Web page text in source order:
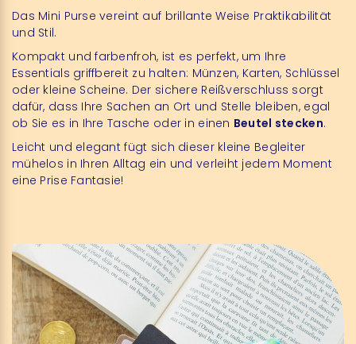
Das Mini Purse vereint auf brillante Weise Praktikabilität
und Stil.
Kompakt und farbenfroh, ist es perfekt, um Ihre
Essentials griffbereit zu halten: Münzen, Karten, Schlüssel
oder kleine Scheine. Der sichere Reißverschluss sorgt
dafür, dass Ihre Sachen an Ort und Stelle bleiben, egal
ob Sie es in Ihre Tasche oder in einen Beutel stecken.
Leicht und elegant fügt sich dieser kleine Begleiter
mühelos in Ihren Alltag ein und verleiht jedem Moment
eine Prise Fantasie!